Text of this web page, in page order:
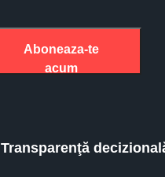
Aboneaza-te
acum
Transparenţă